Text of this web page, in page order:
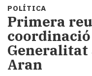
Societat
Política
municipis
Economia
i
POLÍTICA
Primera
Generalitat
Aran